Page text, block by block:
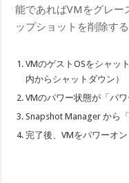
能であればVMをグレー
ップショットを削除す
VMのゲストOSをシャッ
内からシャットダウン）
VMのパワー状態が「パ
Snapshot Manager から
完了後、VMをパワーオン